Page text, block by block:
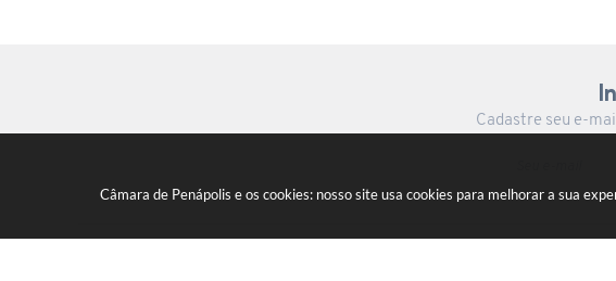
Câmara de Penápolis e os cookies: nosso site usa cookies para melhorar a sua
Cadastre seu e-